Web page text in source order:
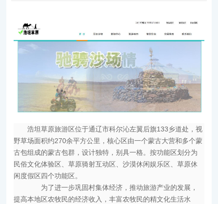
浩坦草原旅游区位于通辽市科尔沁左翼后旗133乡道处，视
野草场面积约270余平方公里，核心区由一个蒙古大营和多个蒙
古包组成的蒙古包群，设计独特，别具一格。按功能区划分为
民俗文化体验区、草原骑射互动区、沙漠休闲娱乐区、草原休
闲度假区四个功能区。
为了进一步巩固村集体经济，推动旅游产业的发展，
提高本地区农牧民的经济收入，丰富农牧民的精文化生活水